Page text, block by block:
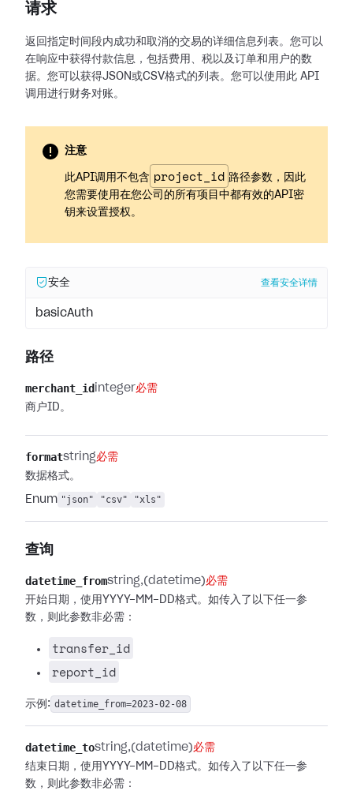
请求
返回指定时间段内成功和取消的交易的详细信息列表。您可以
在响应中获得付款信息，包括费用、税以及订单和用户的数
据。您可以获得JSON或CSV格式的列表。您可以使用此 API
调用进行财务对账。
注意
此API调用不包含 project_id 路径参数，因此
您需要使用在您公司的所有项目中都有效的API密
钥来设置授权。
安全 查看安全详情
basicAuth
路径
merchant_id integer必需
商户ID。
formatstring必需
数据格式。
Enum "json" "csv" "xls"
查询
datetime_fromstring (datetime)必需
开始日期，使用YYYY-MM-DD格式。如传入了以下任一参
数，则此参数非必需：
transfer_id
report_id
示例: datetime_from=2023-02-08
datetime_tostring (datetime)必需
结束日期，使用YYYY-MM-DD格式。如传入了以下任一参
数，则此参数非必需：